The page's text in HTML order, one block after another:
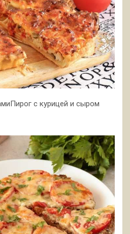
с курицей и сыром